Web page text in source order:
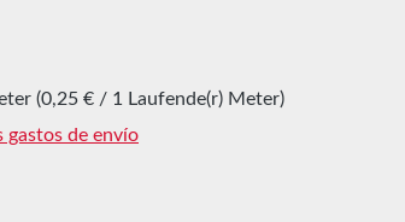
(0,25 € / 1 Laufende(r) Meter)
gastos de envío